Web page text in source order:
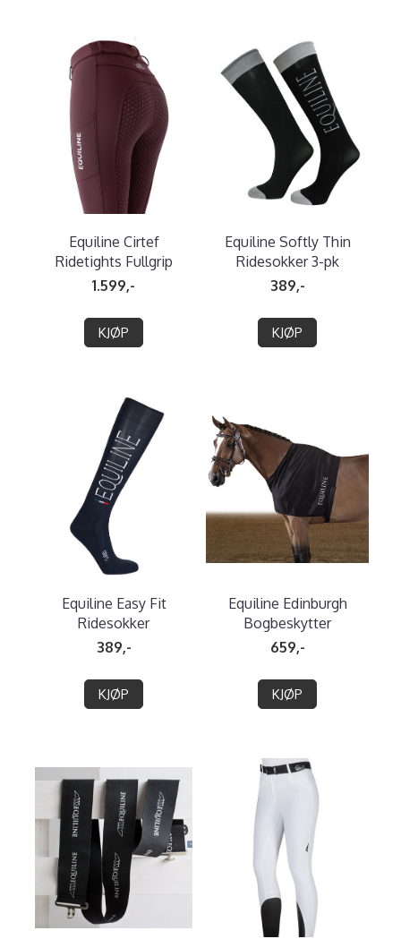
Equiline Cirtef
Ridetights Fullgrip
1.599,-
KJØP
Equiline Softly Thin
Ridesokker 3-pk
389,-
KJØP
Equiline Easy Fit
Ridesokker
389,-
KJØP
Equiline Edinburgh
Bogbeskytter
659,-
KJØP